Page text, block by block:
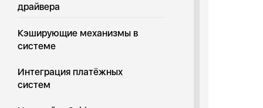
драйвера
Кэширующие механизмы в
системе
Интеграция платёжных
систем